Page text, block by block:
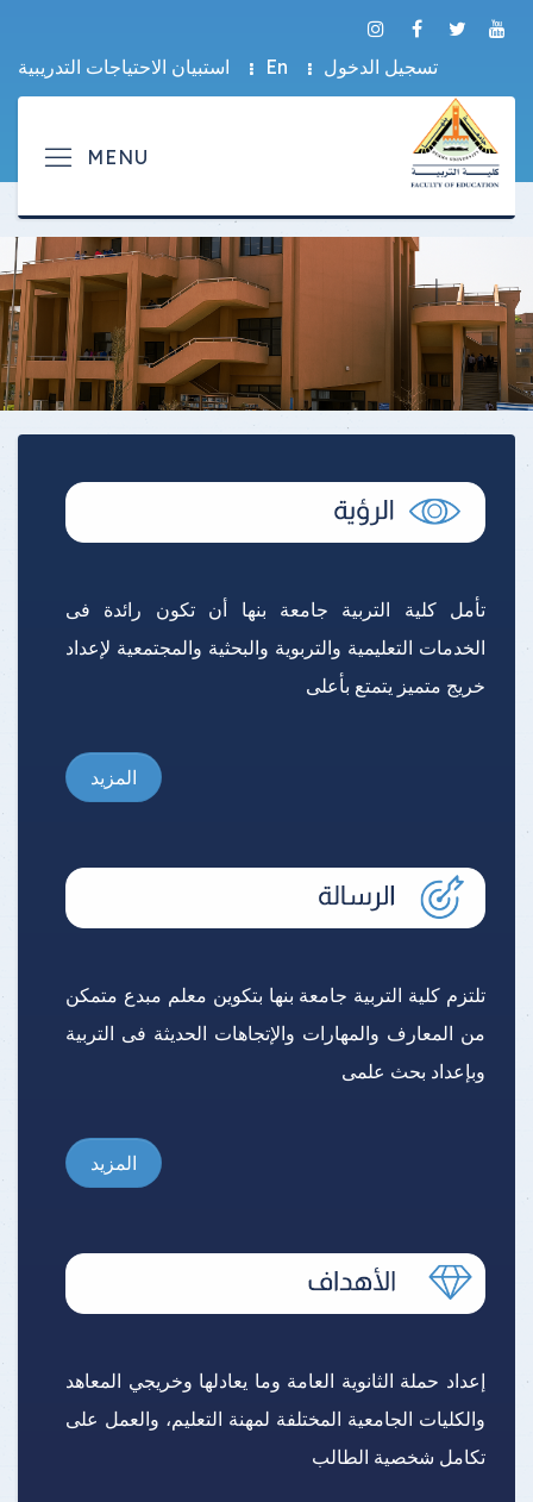
تسجيل الدخول En استبيان الاحتياجات التدريبية
تأمل كلية التربية جامعة بنها أن تكون رائدة فى
الخدمات التعليمية والتربوية والبحثية والمجتمعية لإعداد
خريج متميز يتمتع بأعلى
المزيد
تلتزم كلية التربية جامعة بنها بتكوين معلم مبدع متمكن
من المعارف والمهارات والإتجاهات الحديثة فى التربية
وبإعداد بحث علمى
المزيد
إعداد حملة الثانوية العامة وما يعادلها وخريجي المعاهد
والكليات الجامعية المختلفة لمهنة التعليم، والعمل على
تكامل شخصية الطالب